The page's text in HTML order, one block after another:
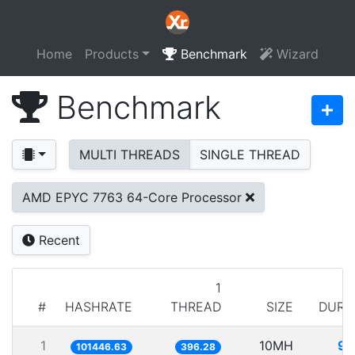
Home Products Benchmark Wizard
Benchmark
MULTI THREADS SINGLE THREAD
AMD EPYC 7763 64-Core Processor
Recent
# HASHRATE
1
THREAD
SIZE
1 101446.63 396.28 10MH